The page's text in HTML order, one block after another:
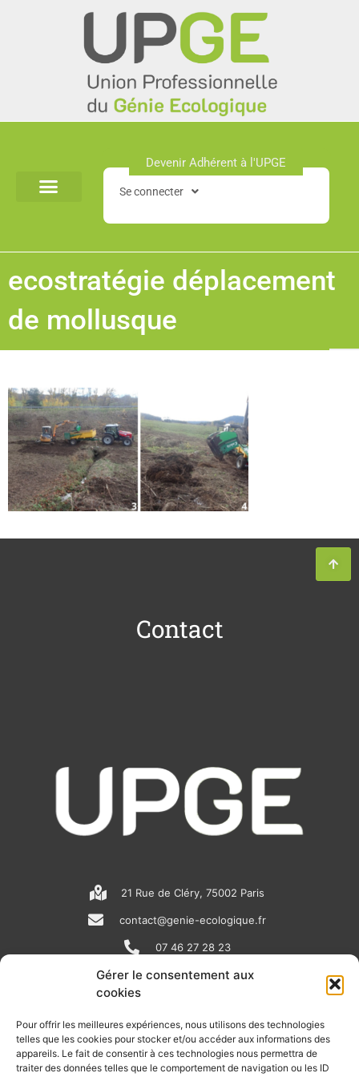
Gérer le consentement aux
cookies
Pour offrir les meilleures expériences, nous utilisons des technologies
telles que les cookies pour stocker et/ou accéder aux informations des
appareils. Le fait de consentir à ces technologies nous permettra de
traiter des données telles que le comportement de navigation ou les ID
Devenir Adhérent à l'UPGE​
Se connecter
ecostratégie déplacement
de mollusque
Contact
21 Rue de Cléry, 75002 Paris
contact@genie-ecologique.fr
07 46 27 28 23
N
e
w
i
n
o
u
RECEVOIR L'ACTU DE LA FILIÈRE